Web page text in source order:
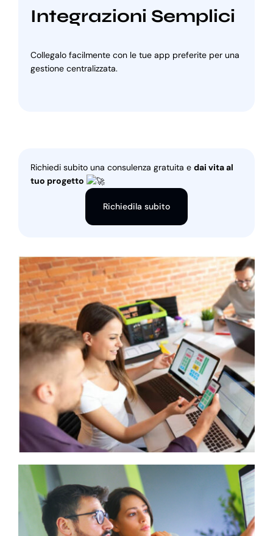
Integrazioni Semplici
Collegalo facilmente con le tue app preferite per una
gestione centralizzata.
Richiedi subito una consulenza gratuita e dai vita al
tuo progetto
Richiedila subito